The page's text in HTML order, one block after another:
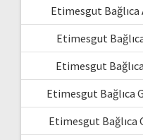
Etimesgut
Etimesgut
Etimesgut
Etimesgut Bağlıca
Etimesgut Bağlıca